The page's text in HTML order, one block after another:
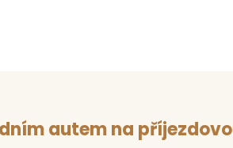
autem na